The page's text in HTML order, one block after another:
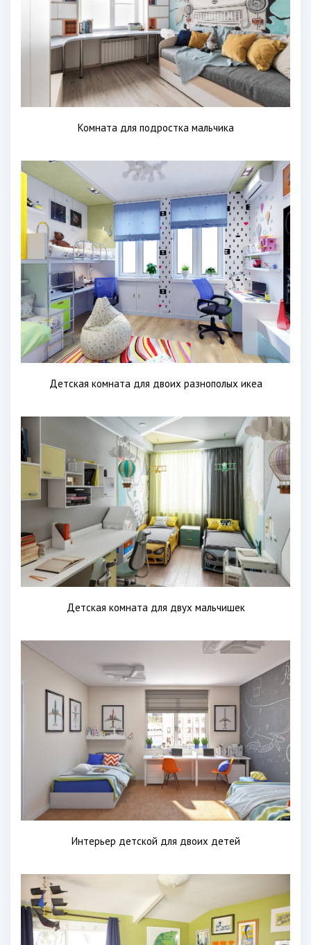
Комната для подростка мальчика
Детская комната для двоих разнополых икеа
Детская комната для двух мальчишек
Интерьер детской для двоих детей